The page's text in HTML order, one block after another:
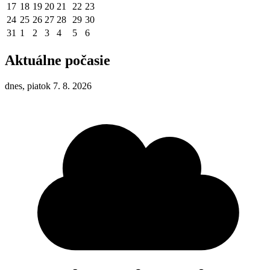
17 18 19 20 21 22 23
24 25 26 27 28 29 30
31 1 2 3 4 5 6
Aktuálne počasie
dnes, piatok 7. 8. 2026